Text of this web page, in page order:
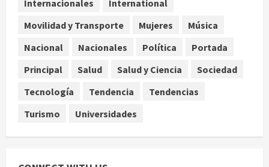
4 agosto 6, 2026
Nacional
Falla en sistema Booster de El
de Tijuana
Internacionales
International
Movilidad y Transporte
Mujeres
Música
Nacional
Nacionales Política
Portada
Principal
Salud Salud y Ciencia
Sociedad
Tecnología
Tendencia
Tendencias
Turismo
Universidades